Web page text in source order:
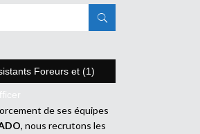
Foreurs et (1)
de ses équipes
, nous recrutons les